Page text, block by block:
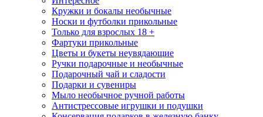
Кружки и бокалы необычные
Носки и футболки прикольные
Только для взрослых 18 +
Фартуки прикольные
Цветы и букеты неувядающие
Ручки подарочные и необычные
Подарочный чай и сладости
Подарки и сувениры
Мыло необычное ручной работы
Антистрессовые игрушки и подушки